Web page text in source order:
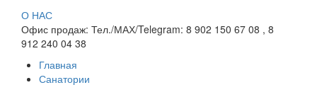
О НАС
Офис продаж: Тел./МАХ/Telegram: 8 902 150 67 08 , 8
912 240 04 38
Главная
Санатории